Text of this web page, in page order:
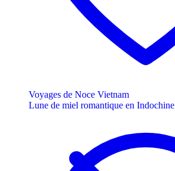
Voyages de Noce Vietnam
Lune de miel romantique en Indochine